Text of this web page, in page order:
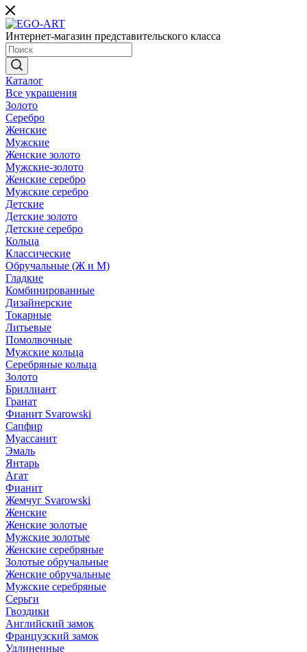
Интернет-магазин представительского класса
Каталог
Все украшения
Золото
Серебро
Женские
Мужские
Женские золото
Мужские-золото
Женские серебро
Мужские серебро
Детские
Детские золото
Детские серебро
Кольца
Классические
Обручальные (Ж и М)
Гладкие
Комбинированные
Дизайнерские
Токарные
Литьевые
Помолвочные
Мужские кольца
Серебряные кольца
Золото
Бриллиант
Гранат
Фианит Svarowski
Сапфир
Муассанит
Эмаль
Янтарь
Агат
Фианит
Жемчуг Svarowski
Женские
Женские золотые
Мужские золотые
Женские серебряные
Золотые обручальные
Женские обручальные
Мужские серебряные
Серьги
Гвоздики
Английский замок
Французский замок
Удлиненные